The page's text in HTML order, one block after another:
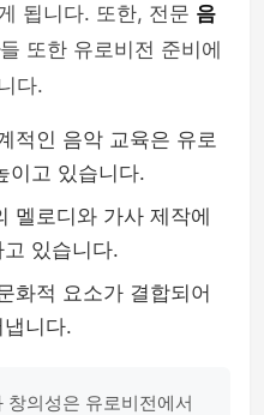
됩니다. 또한, 전문 음
들 또한 유로비전 준비에
다.
적인 음악 교육은 유로
이고 있습니다.
멜로디와 가사 제작에
있습니다.
화적 요소가 결합되어
니다.
의성은 유로비전에서